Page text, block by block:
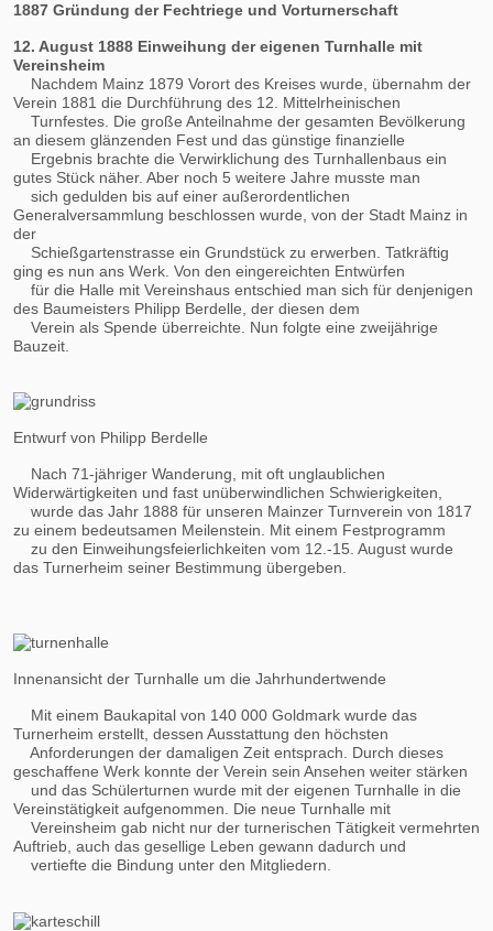
1887 Gründung der Fechtriege und Vorturnerschaft
12. August 1888 Einweihung der eigenen Turnhalle mit
Vereinsheim
Nachdem Mainz 1879 Vorort des Kreises wurde, übernahm der
Verein 1881 die Durchführung des 12. Mittelrheinischen
Turnfestes. Die große Anteilnahme der gesamten Bevölkerung
an diesem glänzenden Fest und das günstige finanzielle
Ergebnis brachte die Verwirklichung des Turnhallenbaus ein
gutes Stück näher. Aber noch 5 weitere Jahre musste man
sich gedulden bis auf einer außerordentlichen
Generalversammlung beschlossen wurde, von der Stadt Mainz in
der
Schießgartenstrasse ein Grundstück zu erwerben. Tatkräftig
ging es nun ans Werk. Von den eingereichten Entwürfen
für die Halle mit Vereinshaus entschied man sich für denjenigen
des Baumeisters Philipp Berdelle, der diesen dem
Verein als Spende überreichte. Nun folgte eine zweijährige
Bauzeit.
Entwurf von Philipp Berdelle
Nach 71-jähriger Wanderung, mit oft unglaublichen
Widerwärtigkeiten und fast unüberwindlichen Schwierigkeiten,
wurde das Jahr 1888 für unseren Mainzer Turnverein von 1817
zu einem bedeutsamen Meilenstein. Mit einem Festprogramm
zu den Einweihungsfeierlichkeiten vom 12.-15. August wurde
das Turnerheim seiner Bestimmung übergeben.
Innenansicht der Turnhalle um die Jahrhundertwende
Mit einem Baukapital von 140 000 Goldmark wurde das
Turnerheim erstellt, dessen Ausstattung den höchsten
Anforderungen der damaligen Zeit entsprach. Durch dieses
geschaffene Werk konnte der Verein sein Ansehen weiter stärken
und das Schülerturnen wurde mit der eigenen Turnhalle in die
Vereinstätigkeit aufgenommen. Die neue Turnhalle mit
Vereinsheim gab nicht nur der turnerischen Tätigkeit vermehrten
Auftrieb, auch das gesellige Leben gewann dadurch und
vertiefte die Bindung unter den Mitgliedern.